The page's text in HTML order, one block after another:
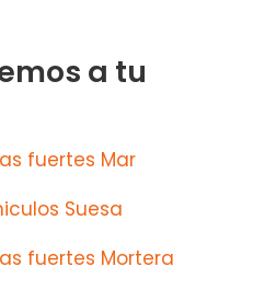
a tu
fuertes Mar
Suesa
fuertes Mortera